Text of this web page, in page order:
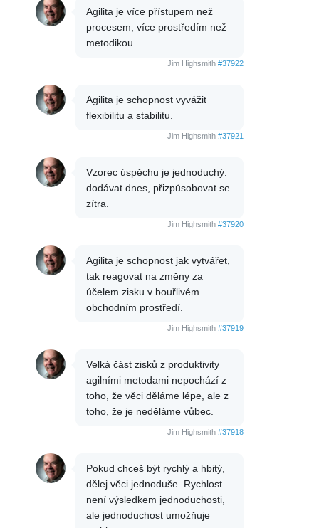
Agilita je více přístupem než
procesem, více prostředím než
metodikou.
Jim Highsmith #37922
Agilita je schopnost vyvážit
flexibilitu a stabilitu.
Jim Highsmith #37921
Vzorec úspěchu je jednoduchý:
dodávat dnes, přizpůsobovat se
zítra.
Jim Highsmith #37920
Agilita je schopnost jak vytvářet,
tak reagovat na změny za
účelem zisku v bouřlivém
obchodním prostředí.
Jim Highsmith #37919
Velká část zisků z produktivity
agilními metodami nepochází z
toho, že věci děláme lépe, ale z
toho, že je neděláme vůbec.
Jim Highsmith #37918
Pokud chceš být rychlý a hbitý,
dělej věci jednoduše. Rychlost
není výsledkem jednoduchosti,
ale jednoduchost umožňuje